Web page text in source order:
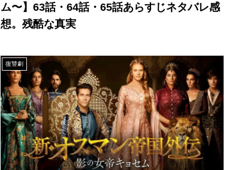
ム〜】63話・64話・65話あらすじネタバレ感
想。残酷な真実
復讐劇